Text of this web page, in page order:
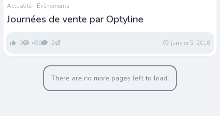
Actualité Évènements
Journées de vente par Optyline
0 499 2 janvier 5, 2018
There are no more pages left to load.